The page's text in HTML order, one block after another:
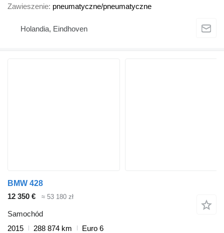
Zawieszenie pneumatyczne/pneumatyczne
Holandia, Eindhoven
BMW 428
12 350 €
≈ 53 180 zł
Samochód
2015
288 874 km
Euro 6